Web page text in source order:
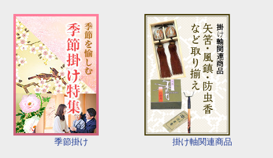
季節掛け 掛け軸関連商品